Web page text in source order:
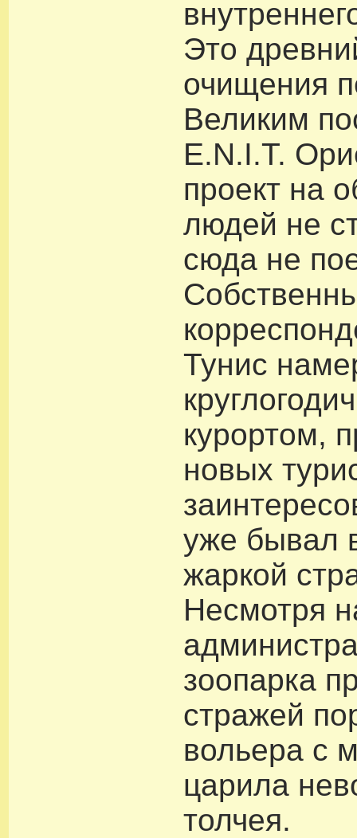
Это
очищения
Великим
E.N.I.T.
проект на
людей не
сюда не
Тунис
курортом,
новых
уже бывал
жаркой
Несмотря
зоопарка
стражей
вольера с
царила
толчея.